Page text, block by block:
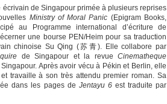
écrivain de Singapour primée à plusieurs reprises
Ministry of Moral Panic (Epigram Books,
au Programme international d’écriture de
une bourse PEN/Heim pour sa traduction
chinoise Su Qing (苏青). Elle collabore par
de Singapour et la revue Cinematheque
Après avoir vécu à Pékin et Berlin, elle
travaille à son très attendu premier roman. Sa
dans les pages de Jentayu 6est traduite par